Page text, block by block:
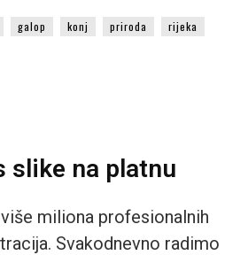
galop konj priroda rijeka
slike na platnu
miliona profesionalnih
Svakodnevno radimo